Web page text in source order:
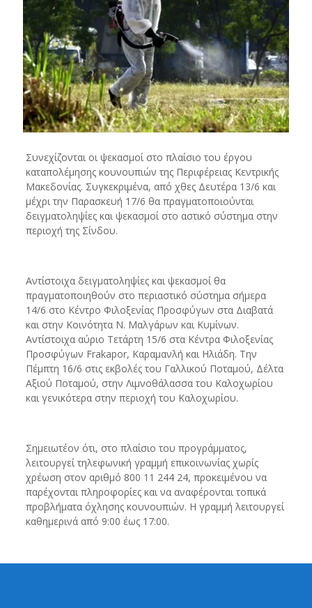
Συνεχίζονται οι ψεκασμοί στο πλαίσιο του έργου
καταπολέμησης κουνουπιών της Περιφέρειας Κεντρικής
Μακεδονίας. Συγκεκριμένα, από χθες Δευτέρα 13/6 και
μέχρι την Παρασκευή 17/6 θα πραγματοποιούνται
δειγματοληψίες και ψεκασμοί στο αστικό σύστημα στην
περιοχή της Σίνδου.
Αντίστοιχα δειγματοληψίες και ψεκασμοί θα
πραγματοποιηθούν στο περιαστικό σύστημα σήμερα
14/6 στο Κέντρο Φιλοξενίας Προσφύγων στα Διαβατά
και στην Κοινότητα Ν. Μαλγάρων και Κυμίνων.
Αντίστοιχα αύριο Τετάρτη 15/6 στα Κέντρα Φιλοξενίας
Προσφύγων Frakapor, Καραμανλή και Ηλιάδη. Την
Πέμπτη 16/6 στις εκβολές του Γαλλικού Ποταμού, Δέλτα
Αξιού Ποταμού, στην Λιμνοθάλασσα του Καλοχωρίου
και γενικότερα στην περιοχή του Καλοχωρίου.
Σημειωτέον ότι, στο πλαίσιο του προγράμματος,
λειτουργεί τηλεφωνική γραμμή επικοινωνίας χωρίς
χρέωση στον αριθμό 800 11 244 24, προκειμένου να
παρέχονται πληροφορίες και να αναφέρονται τοπικά
προβλήματα όχλησης κουνουπιών. Η γραμμή λειτουργεί
καθημερινά από 9:00 έως 17:00.